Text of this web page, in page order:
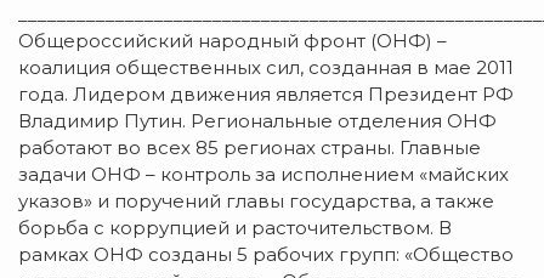
Общероссийский народный фронт (ОНФ) –
коалиция общественных сил, созданная в мае 2011
года. Лидером движения является Президент РФ
Владимир Путин. Региональные отделения ОНФ
работают во всех 85 регионах страны. Главные
задачи ОНФ – контроль за исполнением «майских
указов» и поручений главы государства, а также
борьба с коррупцией и расточительством. В
рамках ОНФ созданы 5 рабочих групп: «Общество